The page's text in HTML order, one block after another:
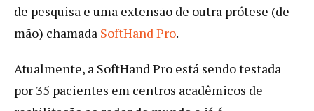
de pesquisa e uma extensão de outra prótese (de
mão) chamada SoftHand Pro.
Atualmente, a SoftHand Pro está sendo testada
por 35 pacientes em centros acadêmicos de